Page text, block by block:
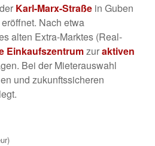
Karl-Marx-Straßein Guben
Nach etwa
alten Extra-Marktes (Real-
Einkaufszentrumzuraktiven
Bei der Mieterauswahl
und zukunftssicheren